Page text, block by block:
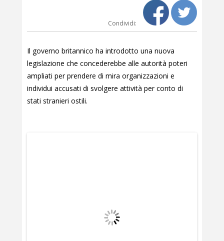
Condividi:
Il governo britannico ha introdotto una nuova
legislazione che concederebbe alle autorità poteri
ampliati per prendere di mira organizzazioni e
individui accusati di svolgere attività per conto di
stati stranieri ostili.